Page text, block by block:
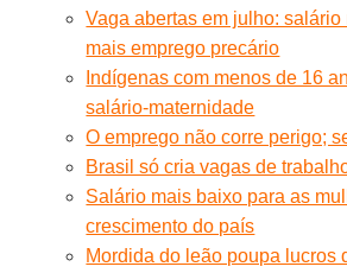
Vaga abertas em julho:
mais emprego precário
Indígenas com menos de 16
salário-maternidade
O emprego não corre perigo;
Brasil só cria vagas de
Salário mais baixo para as
crescimento do país
Mordida do leão poupa lucros